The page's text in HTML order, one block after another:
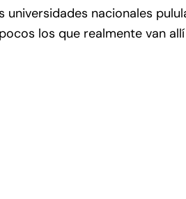
nacionales
los que realmente van allí